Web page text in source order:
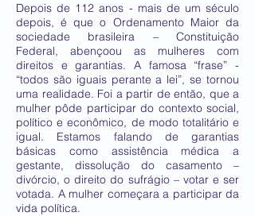
Depois de 112 anos - mais de um século
depois, é que o Ordenamento Maior da
sociedade brasileira – Constituição
Federal, abençoou as mulheres com
direitos e garantias. A famosa “frase” -
“todos são iguais perante a lei”, se tornou
uma realidade. Foi a partir de então, que a
mulher pôde participar do contexto social,
político e econômico, de modo totalitário e
igual. Estamos falando de garantias
básicas como assistência médica a
gestante, dissolução do casamento –
divórcio, o direito do sufrágio – votar e ser
votada. A mulher começara a participar da
vida política.